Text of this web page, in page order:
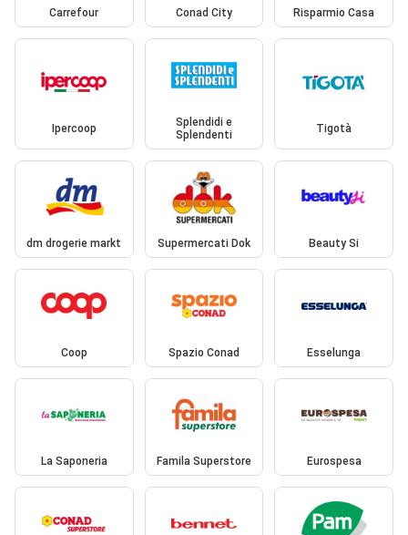
Carrefour Conad City Risparmio Casa
Ipercoop
Splendidi e
Splendenti
Tigotà
dm drogerie markt Supermercati Dok Beauty Si
Coop Spazio Conad Esselunga
La Saponeria Famila Superstore Eurospesa